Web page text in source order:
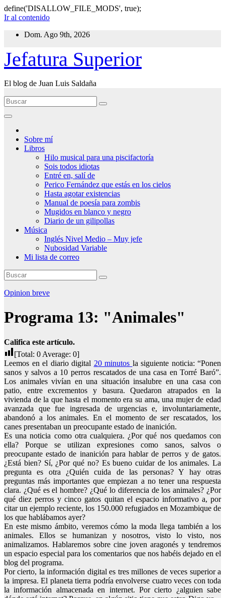
define('DISALLOW_FILE_MODS', true);
Ir al contenido
Dom. Ago 9th, 2026
Jefatura Superior
El blog de Juan Luis Saldaña
Sobre mí
Libros
Hilo musical para una piscifactoría
Sois todos idiotas
Entré en, salí de
Perico Fernández que estás en los cielos
Hasta agotar existencias
Manual de poesía para zombis
Mugidos en blanco y negro
Diario de un gilipollas
Música
Inglés Nivel Medio – Muy jefe
Nubosidad Variable
Mi lista de correo
Opinion breve
Programa 13: "Animales"
Califica este artículo.
[Total: 0 Average: 0]
Leemos en el diario digital 20 minutos la siguiente noticia: “Ponen
sanos y salvos a 10 perros rescatados de una casa en Torré Baró”.
Los animales vivían en una situación insalubre en una casa con
patio, entre excrementos y basura. Quedaron atrapados en la
vivienda de la que hasta el momento era su ama, una mujer de edad
avanzada que fue ingresada de urgencias e, involuntariamente,
abandonó a los animales. En el momento de ser rescatados, los
canes presentaban un preocupante estado de inanición.
Es una noticia como otra cualquiera. ¿Por qué nos quedamos con
ella? Porque se utilizan expresiones como sanos, salvos o
preocupante estado de inanición para hablar de perros y de gatos.
¿Está bien? Sí, ¿Por qué no? Es bueno cuidar de los animales. La
pregunta es otra ¿Quién cuida de las personas? Y hay otras
preguntas más importantes que empiezan a no tener una respuesta
clara. ¿Qué es el hombre? ¿Qué lo diferencia de los animales? ¿Por
qué diez perros y cinco gatos quitan el espacio informativo a, por
citar un ejemplo reciente, los 150.000 refugiados en Mozambique de
los que hablábamos ayer?
En este mismo ámbito, veremos cómo la moda llega también a los
animales. Ellos se humanizan y nosotros, visto lo visto, nos
animalizamos. Hablaremos sobre cine joven aragonés y tendremos
un espacio especial para los comentarios que nos habéis dejado en el
blog del programa.
Por cierto, la información digital es tres millones de veces superior a
la impresa. El planeta tierra podría envolverse cuatro veces con toda
la información almacenada en internet. Por cierto ¿alguien sabe